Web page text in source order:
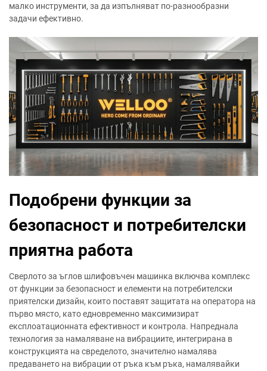
малко инструменти, за да изпълняват по-разнообразни
задачи ефективно.
Подобрени функции за
безопасност и потребителски
приятна работа
Сверлото за ъглов шлифовъчен машинка включва комплекс
от функции за безопасност и елементи на потребителски
приятелски дизайн, които поставят защитата на оператора на
първо място, като едновременно максимизират
експлоатационната ефективност и контрола. Напреднала
технология за намаляване на вибрациите, интегрирана в
конструкцията на свределото, значително намалява
предаването на вибрации от ръка към ръка, намалявайки